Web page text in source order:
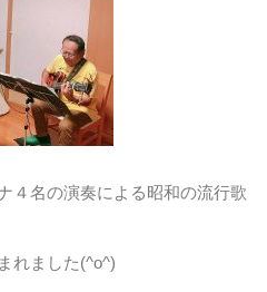
者生活介護）
４名の演奏による昭和の流行歌
れました(^o^)